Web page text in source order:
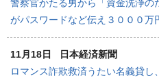
警察官かたる男から「資金洗浄
がパスワードなど伝え３０００万
11月18日
日本経済新聞
ロマンス詐欺救済うたい名義貸